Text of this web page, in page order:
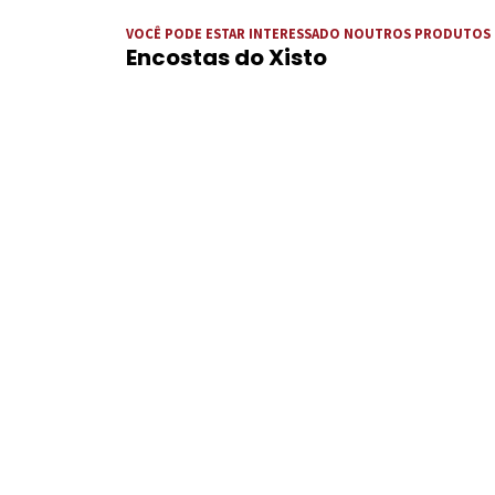
VOCÊ PODE ESTAR INTERESSADO NOUTROS PRODUTOS
Encostas do Xisto